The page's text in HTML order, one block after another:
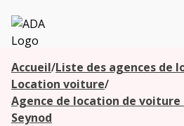
ADA
Accueil/Liste des agences de
Location voiture/
Agence de location de
Seynod
Les
agences à
proximité